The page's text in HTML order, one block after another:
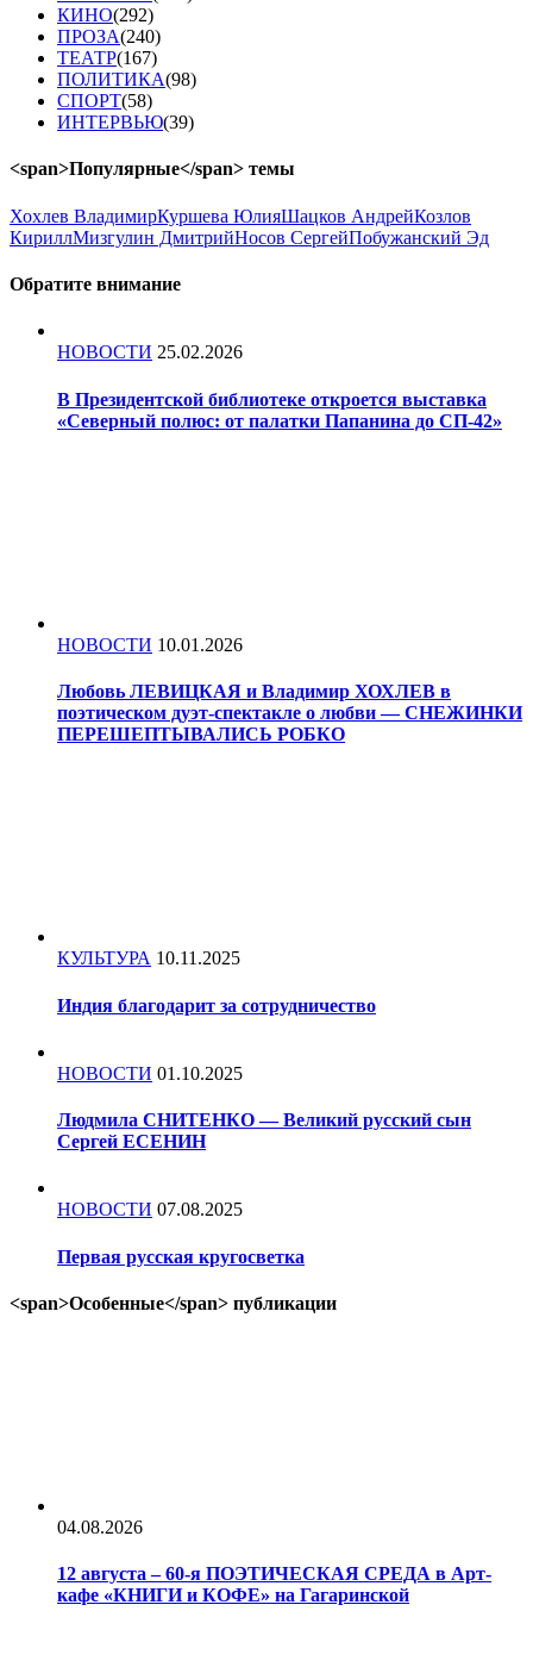
КИНО(292)
ПРОЗА(240)
ТЕАТР(167)
ПОЛИТИКА(98)
СПОРТ(58)
ИНТЕРВЬЮ(39)
<span>Популярные</span> темы
Хохлев ВладимирКуршева ЮлияШацков АндрейКозлов
КириллМизгулин ДмитрийНосов СергейПобужанский Эд
Обратите внимание
НОВОСТИ 25.02.2026
В Президентской библиотеке откроется выставка
«Северный полюс: от палатки Папанина до СП-42»
НОВОСТИ 10.01.2026
Любовь ЛЕВИЦКАЯ и Владимир ХОХЛЕВ в
поэтическом дуэт-спектакле о любви — СНЕЖИНКИ
ПЕРЕШЕПТЫВАЛИСЬ РОБКО
КУЛЬТУРА 10.11.2025
Индия благодарит за сотрудничество
НОВОСТИ 01.10.2025
Людмила СНИТЕНКО — Великий русский сын
Сергей ЕСЕНИН
НОВОСТИ 07.08.2025
Первая русская кругосветка
<span>Особенные</span> публикации
04.08.2026
12 августа – 60-я ПОЭТИЧЕСКАЯ СРЕДА в Арт-
кафе «КНИГИ и КОФЕ» на Гагаринской